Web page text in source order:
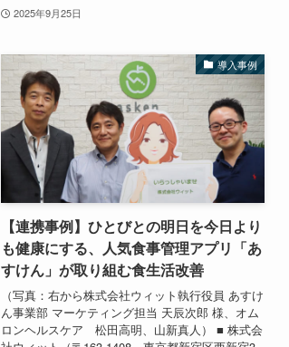
2025年9月25日
導入事例
【連携事例】ひとびとの明日を今日より
も健康にする、人気食事管理アプリ「あ
すけん」が取り組む食生活改善
（写真：右から株式会社ウィット執行役員 あすけ
ん事業部 マーケティング担当 天辰次郎 様、オム
ロンヘルスケア 松田高明、山新真人） ■ 株式会